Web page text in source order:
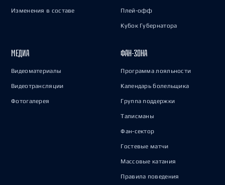
Изменения в составе Плей-офф
Кубок Губернатора
МЕДИА
Видеоматериалы
Видеотрансляции
Фотогалерея
ФАН-ЗОНА
Программа лояльности
Календарь болельщика
Группа поддержки
Талисманы
Фан-сектор
Гостевые матчи
Массовые катания
Правила поведения